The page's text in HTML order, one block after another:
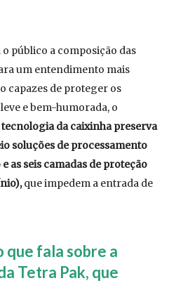
público a composição das
um entendimento mais
capazes de proteger os
e bem-humorada, o
tecnologia da caixinha preserva
soluções de processamento
as seis camadas de proteção
que impedem a entrada de
que fala sobre a
Tetra Pak, que